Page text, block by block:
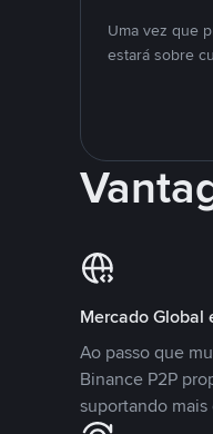
Uma vez que
estará sobre
Mercado Global
Ao passo que
Binance P2P
suportando